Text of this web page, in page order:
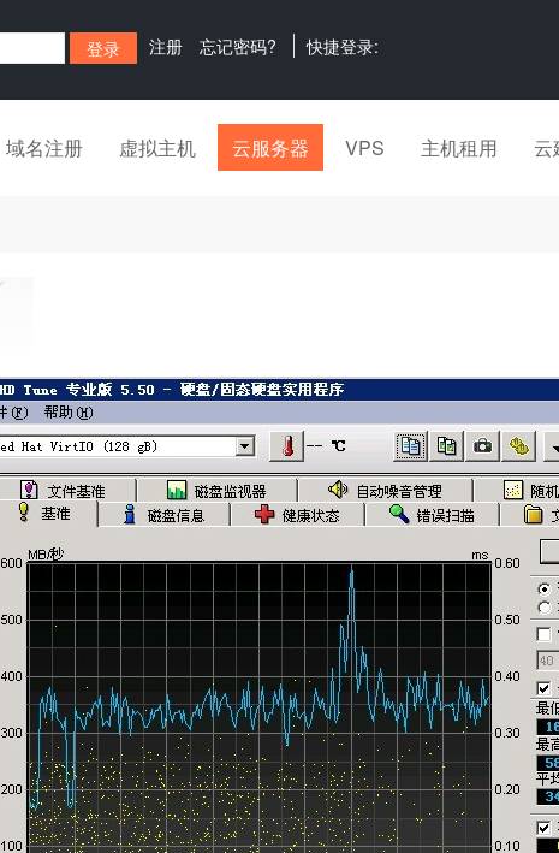
注册 忘记密码? 快捷登录:
域名注册 虚拟主机 云服务器 VPS 主机租用 云